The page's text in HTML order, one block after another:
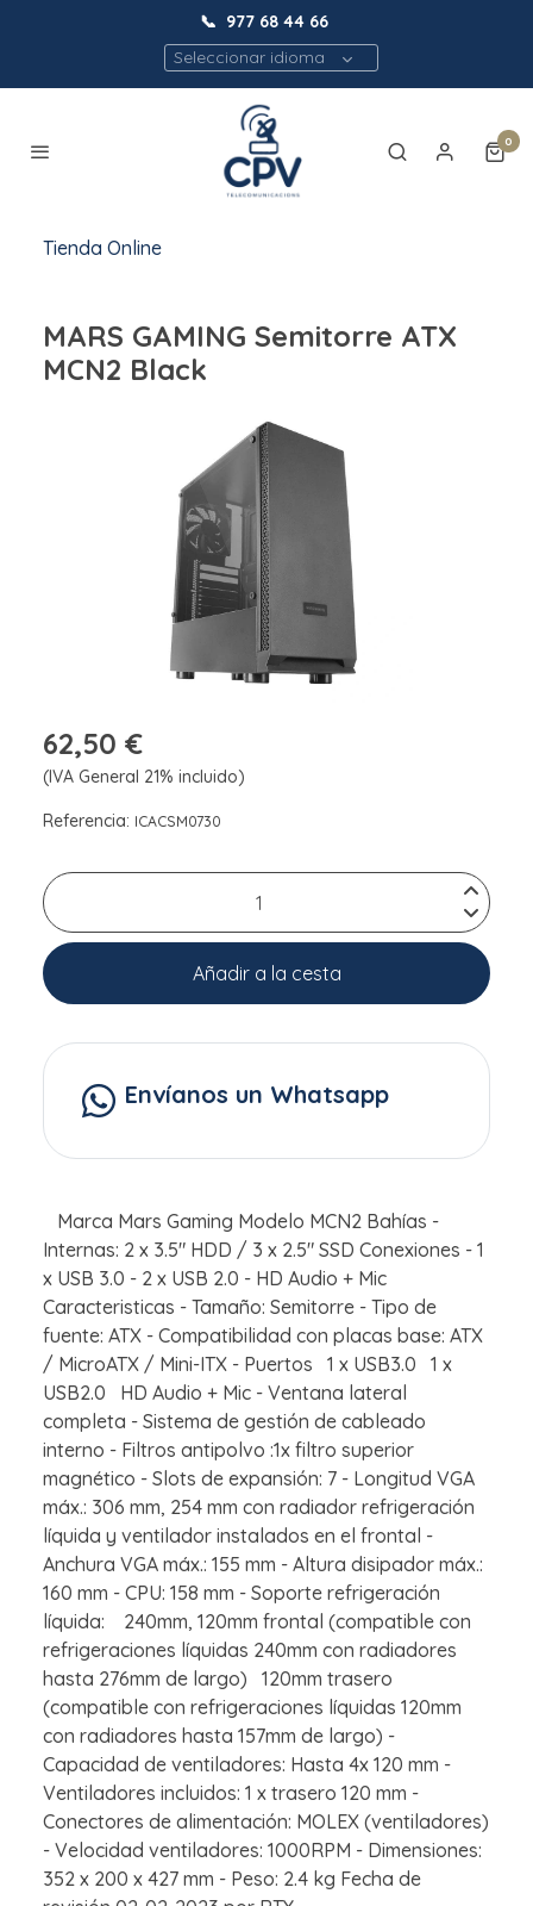
📞 977 68 44 66
Seleccionar idioma
0
Tienda Online
MARS GAMING Semitorre ATX
MCN2 Black
62,50 €
(IVA General 21% incluido)
Referencia: ICACSM0730
Añadir a la cesta
Envíanos un Whatsapp
Marca Mars Gaming Modelo MCN2 Bahías -
Internas: 2 x 3.5" HDD / 3 x 2.5" SSD Conexiones - 1
x USB 3.0 - 2 x USB 2.0 - HD Audio + Mic
Caracteristicas - Tamaño: Semitorre - Tipo de
fuente: ATX - Compatibilidad con placas base: ATX
/ MicroATX / Mini-ITX - Puertos 1 x USB3.0 1 x
USB2.0 HD Audio + Mic - Ventana lateral
completa - Sistema de gestión de cableado
interno - Filtros antipolvo :1x filtro superior
magnético - Slots de expansión: 7 - Longitud VGA
máx.: 306 mm, 254 mm con radiador refrigeración
líquida y ventilador instalados en el frontal -
Anchura VGA máx.: 155 mm - Altura disipador máx.:
160 mm - CPU: 158 mm - Soporte refrigeración
líquida: 240mm, 120mm frontal (compatible con
refrigeraciones líquidas 240mm con radiadores
hasta 276mm de largo) 120mm trasero
(compatible con refrigeraciones líquidas 120mm
con radiadores hasta 157mm de largo) -
Capacidad de ventiladores: Hasta 4x 120 mm -
Ventiladores incluidos: 1 x trasero 120 mm -
Conectores de alimentación: MOLEX (ventiladores)
- Velocidad ventiladores: 1000RPM - Dimensiones:
352 x 200 x 427 mm - Peso: 2.4 kg Fecha de